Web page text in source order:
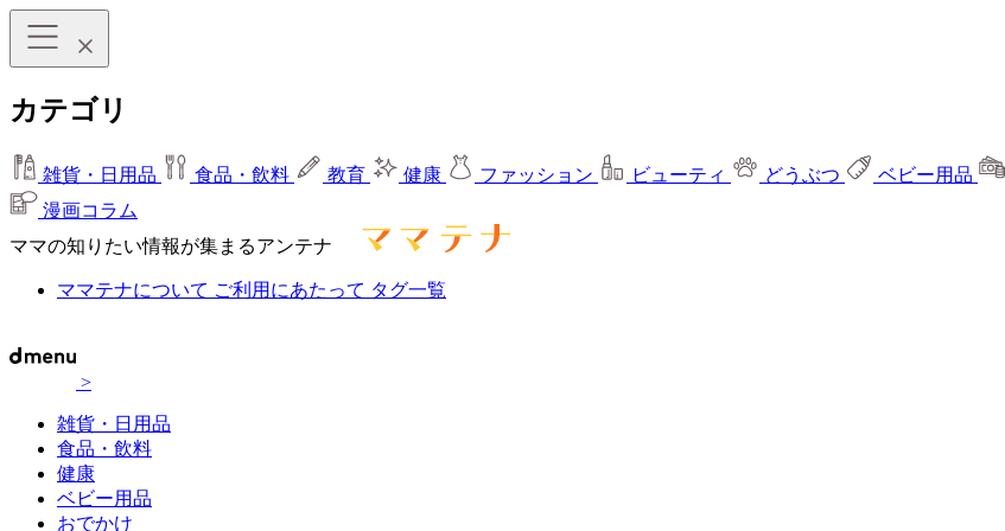
カテゴリ
雑貨・日用品 食品・飲料 教育 健康 ファッション ビューティ どうぶつ ベビー用品
漫画コラム
ママの知りたい情報が集まるアンテナ
ママテナについて ご利用にあたって タグ一覧
>
雑貨・日用品
食品・飲料
健康
ベビー用品
おでかけ